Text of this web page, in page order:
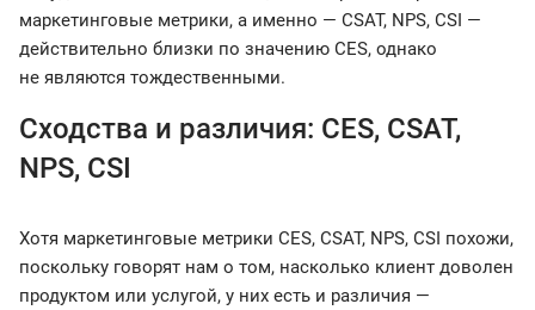
маркетинговые метрики, а именно — CSAT, NPS, CSI —
действительно близки по значению CES, однако
не являются тождественными.
Сходства и различия: CES, CSAT,
NPS, CSI
Хотя маркетинговые метрики CES, CSAT, NPS, CSI похожи,
поскольку говорят нам о том, насколько клиент доволен
продуктом или услугой, у них есть и различия —